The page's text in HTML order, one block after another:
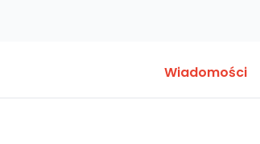
Wiadomości